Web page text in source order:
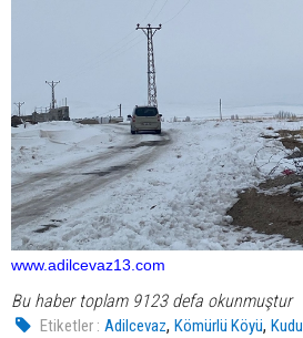
www.adilcevaz13.com
Bu haber toplam 9123 defa okunmuştur
Etiketler : Adilcevaz,Kömürlü Köyü,